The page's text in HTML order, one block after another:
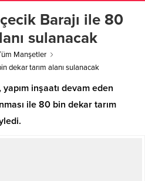
Barajı ile 80
sulanacak
Manşetler
dekar tarım alanı sulanacak
inşaatı devam eden
ile 80 bin dekar tarım